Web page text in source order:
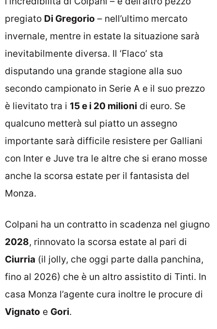
pregiato Di Gregorio – nell’ultimo mercato
invernale, mentre in estate la situazione sarà
inevitabilmente diversa. Il ‘Flaco’ sta
disputando una grande stagione alla suo
secondo campionato in Serie A e il suo prezzo
è lievitato tra i 15 e i 20 milioni di euro. Se
qualcuno metterà sul piatto un assegno
importante sarà difficile resistere per Galliani
con Inter e Juve tra le altre che si erano mosse
anche la scorsa estate per il fantasista del
Monza.
Colpani ha un contratto in scadenza nel giugno
2028, rinnovato la scorsa estate al pari di
Ciurria (il jolly, che oggi parte dalla panchina,
fino al 2026) che è un altro assistito di Tinti. In
casa Monza l’agente cura inoltre le procure di
Vignato e Gori.